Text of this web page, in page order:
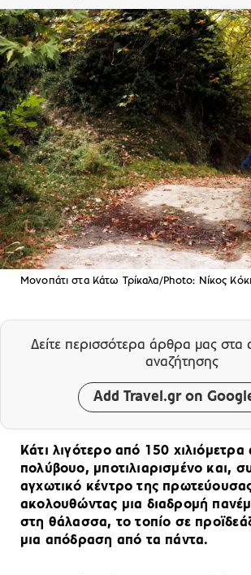
Μονοπάτι στα Κάτω Τρίκαλα/Photo: Νίκος
Δείτε περισσότερα άρθρα μας στα
αναζήτησης
Add Travel.gr on
Κάτι λιγότερο από 150 χιλιόμετρα
πολύβουο, μποτιλιαρισμένο και,
αγχωτικό κέντρο της
ακολουθώντας μια διαδρομή
στη θάλασσα, το τοπίο σε
μια απόδραση από τα πάντα.